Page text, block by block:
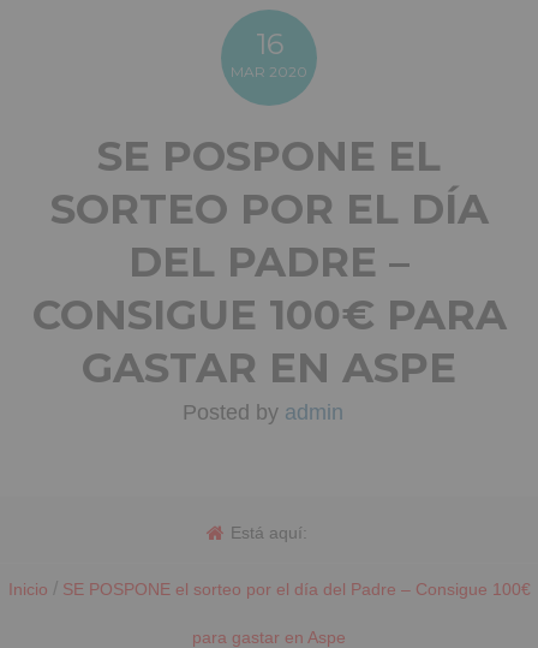
16
MAR 2020
SE POSPONE EL
SORTEO POR EL DÍA
DEL PADRE –
CONSIGUE 100€ PARA
GASTAR EN ASPE
Posted by admin
Está aquí:
Inicio / SE POSPONE el sorteo por el día del Padre – Consigue 100€
para gastar en Aspe